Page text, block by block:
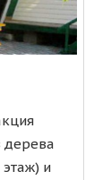
дерева
и